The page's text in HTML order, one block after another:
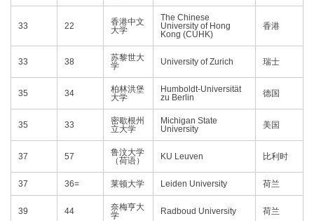
33 22
香港中文
大学
The Chinese
University of Hong
Kong (CUHK)
香港
33 38
苏黎世大
学
University of Zurich 瑞士
35 34
柏林洪堡
大学
Humboldt-Universität
zu Berlin
德国
35 33
密歇根州
立大学
Michigan State
University
美国
37 57
鲁汶大学
（荷语）
KU Leuven 比利时
37 36= 莱顿大学 Leiden University 荷兰
39 44
奈梅亨大
学
Radboud University 荷兰